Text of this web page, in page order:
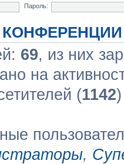
Пароль:
69, из них
на
(1142
,